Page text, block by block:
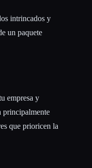
intrincados y
un paquete
empresa y
principalmente
que prioricen la